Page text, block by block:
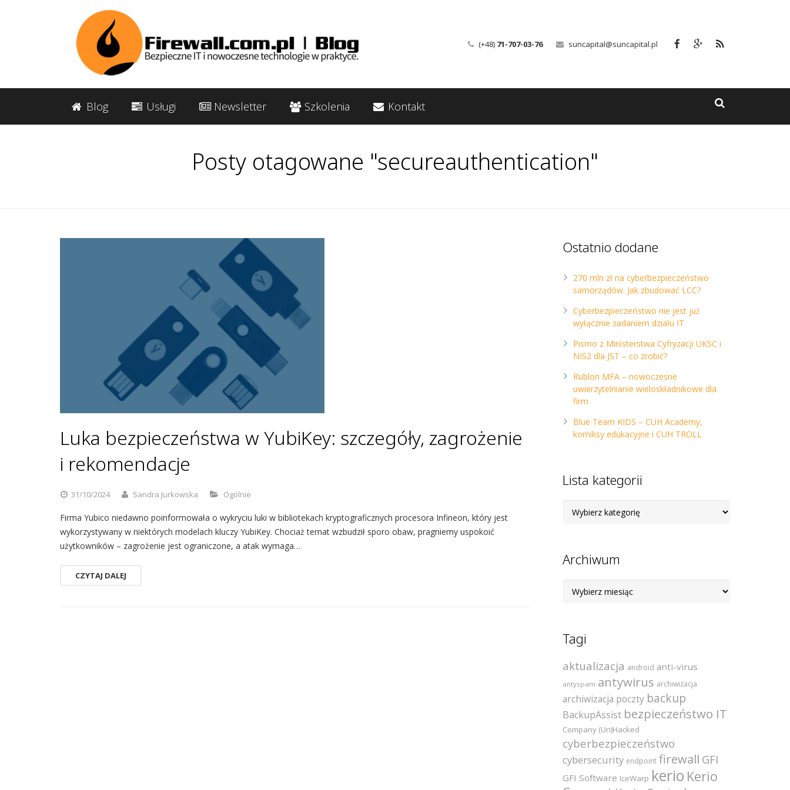
(+48) 71-707-03-76 suncapital@suncapital.pl
Blog Usługi Newsletter Szkolenia Kontakt
Posty otagowane "secureauthentication"
Luka bezpieczeństwa w YubiKey: szczegóły, zagrożenie
i rekomendacje
31/10/2024 Sandra Jurkowska Ogólnie
Firma Yubico niedawno poinformowała o wykryciu luki w bibliotekach kryptograficznych procesora Infineon, który jest
wykorzystywany w niektórych modelach kluczy YubiKey. Chociaż temat wzbudził sporo obaw, pragniemy uspokoić
użytkowników – zagrożenie jest ograniczone, a atak wymaga…
CZYTAJ DALEJ
Ostatnio dodane
270 mln zł na cyberbezpieczeństwo
samorządów. Jak zbudować LCC?
Cyberbezpieczeństwo nie jest już
wyłącznie zadaniem działu IT
Pismo z Ministerstwa Cyfryzacji UKSC i
NIS2 dla JST – co zrobić?
Rublon MFA – nowoczesne
uwierzytelnianie wieloskładnikowe dla
firm
Blue Team KIDS – CUH Academy,
komiksy edukacyjne i CUH TROLL
Lista kategorii
kategorii
Archiwum
Archiwum
Tagi
aktualizacja android anti-virus
antyspam antywirus archiwizacja
archiwizacja poczty backup
BackupAssist bezpieczeństwo IT
Company (Un)Hacked
cyberbezpieczeństwo
cybersecurity endpoint firewall GFI
GFI Software IceWarp kerio Kerio